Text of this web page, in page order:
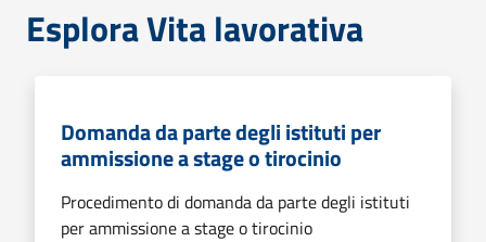
Esplora Vita lavorativa
Domanda da parte degli istituti per
ammissione a stage o tirocinio
Procedimento di domanda da parte degli istituti
per ammissione a stage o tirocinio